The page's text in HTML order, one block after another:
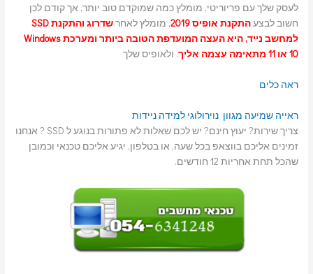
לעסק שלך עם פריוריטי, מומלץ כמה שמוקדם טוב יותר, אך קודם לכן
חשוב לבצעהתקנת אופיס 2019 , מומלץ לאחר
שדרוג והתקנת SSD
למחשב נייד, היא העצה המועדפת הטובה ביותר ומערכת Windows
10 או 11 מתאימה עצמה אליך
. ולאופיס שלך
ראה כלים
ראייה שמיעה מגוון נוירולוגי למידה ניידות
צריך שירות? יעוץ חינם? יש לכם שאלות לא פתורות בנוגע ל SSD ? אנחנו
זמינים אליכם בווצאפ בכל שעה, או בטלפון, יגיע אליכם טכנאי וכמובן
שהכל תחת אחריות 12 חודשים.